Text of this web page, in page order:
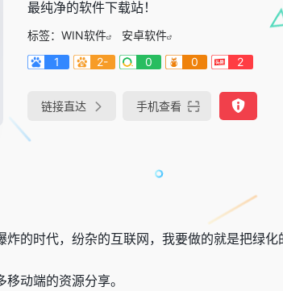
最纯净的软件下载站！
标签： WIN软件
安卓软件
1
2- 0 0 2
链接直达 手机查看
的时代，纷杂的互联网，我要做的就是把绿化
动端的资源分享。